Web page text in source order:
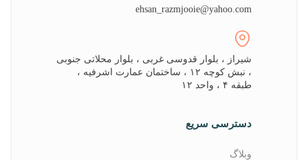
ehsan_razmjooie@yahoo.com
شیراز ، بلوار قدوسی غربی ، بلوار محلاتی جنوبی
، نبش کوچه ۱۲ ، ساختمان عمارت اشرفیه ،
طبقه ۴ ، واحد ۱۲
دسترسی سریع
وبلاگ